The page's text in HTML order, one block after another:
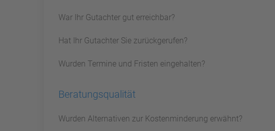
War Ihr Gutachter gut erreichbar?
Hat Ihr Gutachter Sie zurückgerufen?
Wurden Termine und Fristen eingehalten?
Beratungsqualität
Wurden Alternativen zur Kostenminderung erwähnt?